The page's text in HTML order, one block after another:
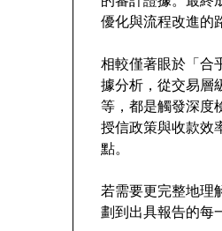
優化與流程改進的
相較僅著眼於「合
據分析，從交易層
等，都是觸發深度
授信政策與收款效
點。
若需要更完整地理
劃到出具報告的每